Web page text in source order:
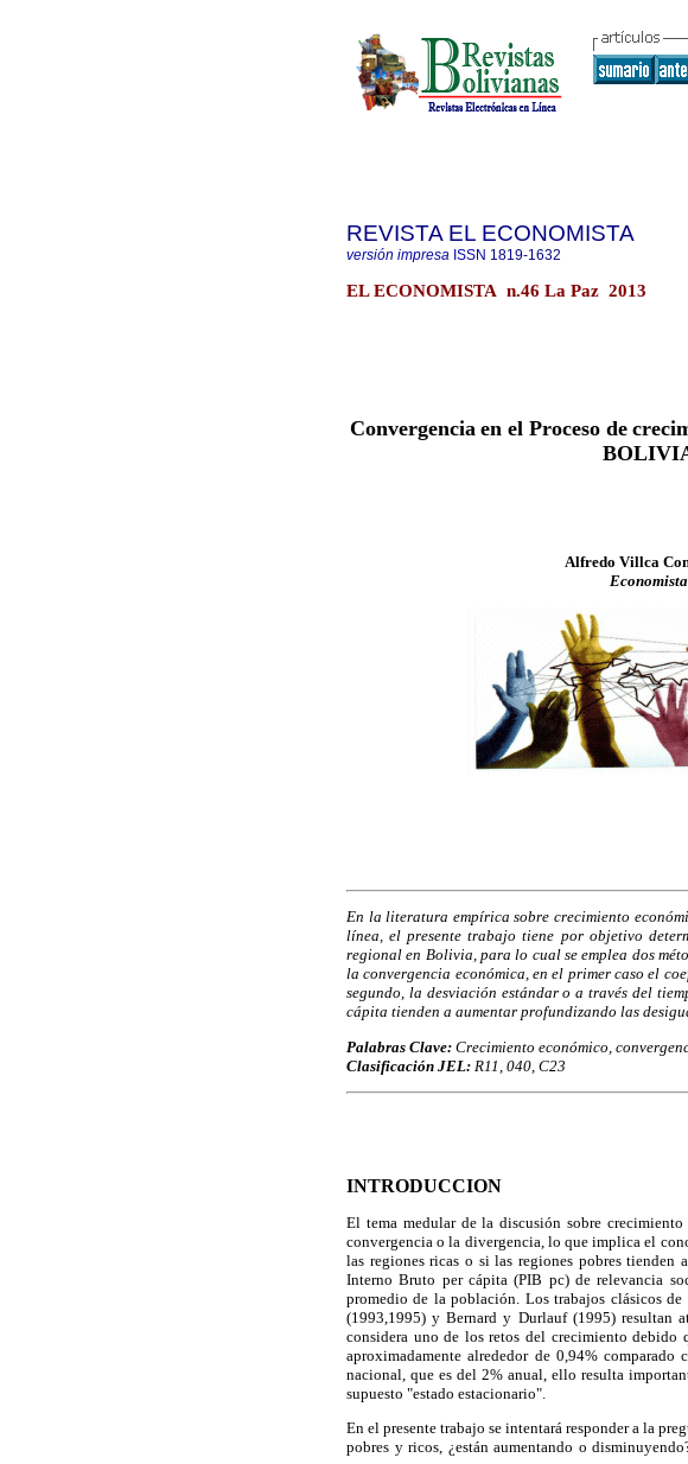
REVISTA EL ECONOMISTA
versión impresa ISSN 1819-1632
EL ECONOMISTA n.46 La Paz 2013
Convergencia en el Proceso de
Alfredo Villca
Economista
En la literatura empírica sobre crecimiento
línea, el presente trabajo tiene por objetivo
regional en Bolivia, para lo cual se emplea dos
la convergencia económica, en el primer caso el
segundo, la desviación estándar o a través del
cápita tienden a aumentar profundizando las
Palabras Clave: Crecimiento económico,
Clasificación JEL: R11, 040, C23
INTRODUCCION
El tema medular de la discusión sobre
convergencia o la divergencia, lo que implica el
las regiones ricas o si las regiones pobres tienden
Interno Bruto per cápita (PIB pc) de relevancia
promedio de la población. Los trabajos clásicos
(1993,1995) y Bernard y Durlauf (1995) resultan
considera uno de los retos del crecimiento debido
aproximadamente alrededor de 0,94%
nacional, que es del 2% anual, ello resulta
supuesto "estado estacionario".
En el presente trabajo se intentará responder a la
pobres y ricos, ¿están aumentando o